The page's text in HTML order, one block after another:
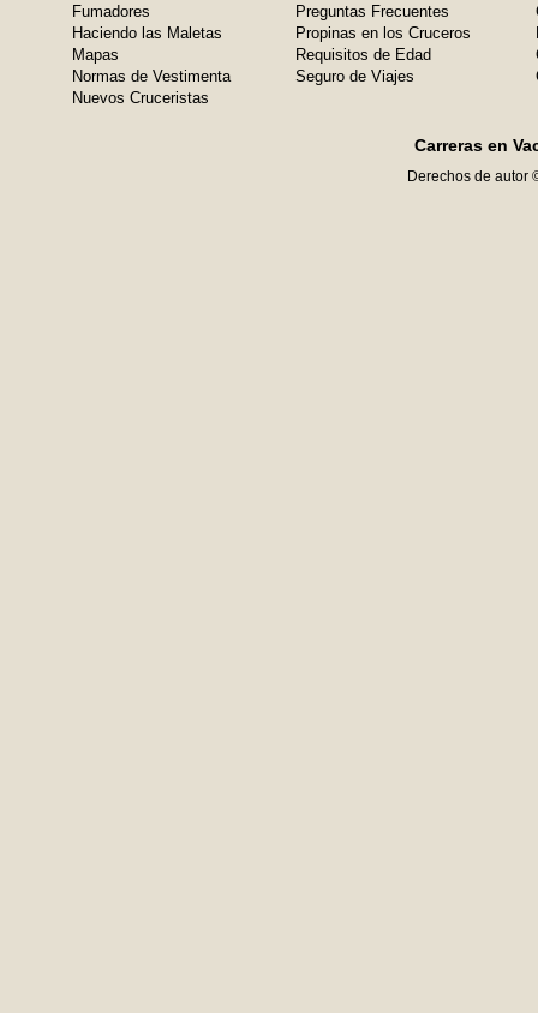
Fumadores
Haciendo las Maletas
Mapas
Normas de Vestimenta
Nuevos Cruceristas
Preguntas Frecuentes
Propinas en los Cruceros
Requisitos de Edad
Seguro de Viajes
Carreras en
Derechos de autor